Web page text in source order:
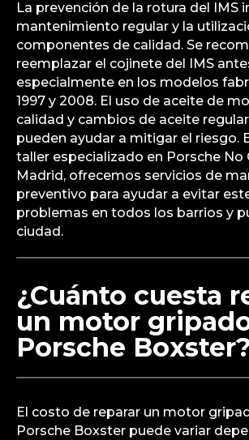
La prevención de la rotura del IMS
mantenimiento regular y la
componentes de calidad. Se
reemplazar el cojinete del IMS
especialmente en los modelos
1997 y 2008. El uso de aceite de
calidad y cambios de aceite
pueden ayudar a mitigar el riesgo.
taller especializado en Porsche No
Madrid, ofrecemos servicios de
preventivo para ayudar a evitar
problemas en todos los barrios y
ciudad.
¿Cuánto cuesta
un motor
Porsche Boxster?
El costo de reparar un motor
Porsche Boxster puede variar